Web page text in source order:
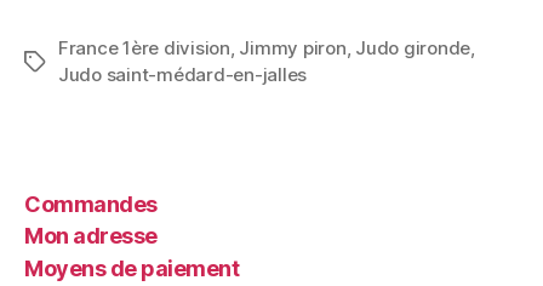
France 1ère division, Jimmy piron, Judo gironde,
Judo saint-médard-en-jalles
Commandes
Mon adresse
Moyens de paiement